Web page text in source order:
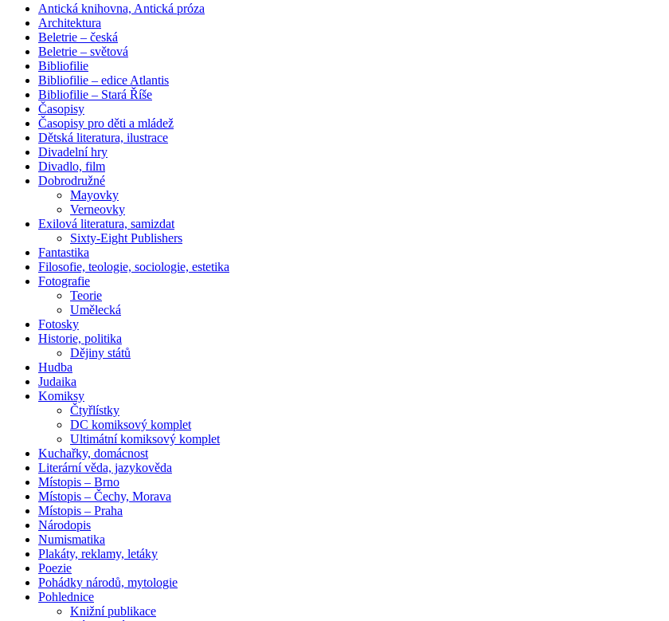
Antická knihovna, Antická próza
Architektura
Beletrie – česká
Beletrie – světová
Bibliofilie
Bibliofilie – edice Atlantis
Bibliofilie – Stará Říše
Časopisy
Časopisy pro děti a mládež
Dětská literatura, ilustrace
Divadelní hry
Divadlo, film
Dobrodružné
Mayovky
Verneovky
Exilová literatura, samizdat
Sixty-Eight Publishers
Fantastika
Filosofie, teologie, sociologie, estetika
Fotografie
Teorie
Umělecká
Fotosky
Historie, politika
Dějiny států
Hudba
Judaika
Komiksy
Čtyřlístky
DC komiksový komplet
Ultimátní komiksový komplet
Kuchařky, domácnost
Literární věda, jazykověda
Místopis – Brno
Místopis – Čechy, Morava
Místopis – Praha
Národopis
Numismatika
Plakáty, reklamy, letáky
Poezie
Pohádky národů, mytologie
Pohlednice
Knižní publikace